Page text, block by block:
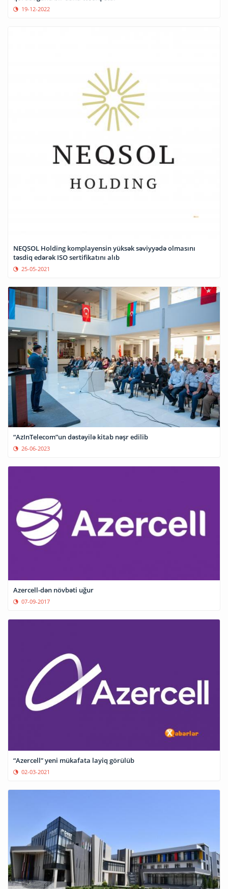
19-12-2022
NEQSOL Holding komplayensin yüksək səviyyədə olmasını
təsdiq edərək ISO sertifikatını alıb
25-05-2021
“AzInTelecom”un dəstəyilə kitab nəşr edilib
26-06-2023
Azercell-dən növbəti uğur
07-09-2017
“Azercell” yeni mükafata layiq görülüb
02-03-2021